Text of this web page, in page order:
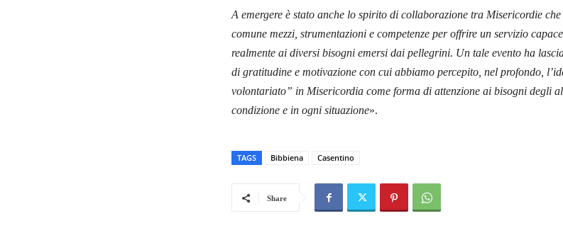
A emergere è stato anche lo spirito di collaborazione tra Misericordie
comune mezzi, strumentazioni e competenze per offrire un servizio
realmente ai diversi bisogni emersi dai pellegrini. Un tale evento ha
di gratitudine e motivazione con cui abbiamo percepito, nel profondo,
volontariato” in Misericordia come forma di attenzione ai bisogni degli
condizione e in ogni situazione».
TAGS Bibbiena Casentino
Share